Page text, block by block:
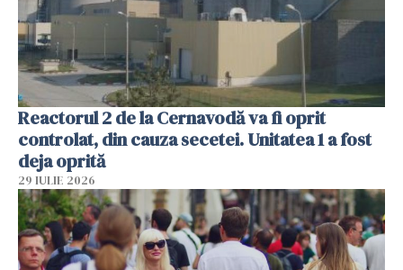
Reactorul 2 de la Cernavodă va fi oprit
controlat, din cauza secetei. Unitatea 1 a fost
deja oprită
29 IULIE 2026